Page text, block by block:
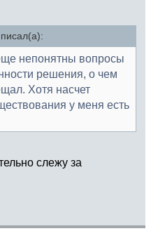
писал(а):
непонятны вопросы
решения, о чем
Хотя насчет
у меня есть
слежу за